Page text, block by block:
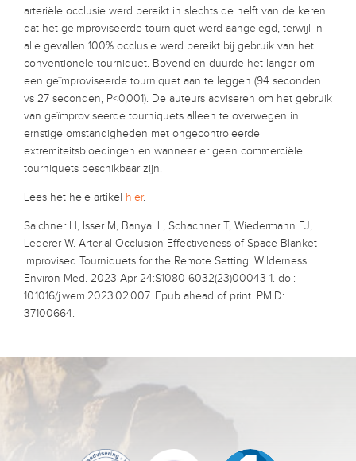
arteriële occlusie werd bereikt in slechts de helft van de keren
dat het geïmproviseerde tourniquet werd aangelegd, terwijl in
alle gevallen 100% occlusie werd bereikt bij gebruik van het
conventionele tourniquet. Bovendien duurde het langer om
een geïmproviseerde tourniquet aan te leggen (94 seconden
vs 27 seconden, P<0,001). De auteurs adviseren om het gebruik
van geïmproviseerde tourniquets alleen te overwegen in
ernstige omstandigheden met ongecontroleerde
extremiteitsbloedingen en wanneer er geen commerciële
tourniquets beschikbaar zijn.
Lees het hele artikel hier.
Salchner H, Isser M, Banyai L, Schachner T, Wiedermann FJ,
Lederer W. Arterial Occlusion Effectiveness of Space Blanket‒
Improvised Tourniquets for the Remote Setting. Wilderness
Environ Med. 2023 Apr 24:S1080-6032(23)00043-1. doi:
10.1016/j.wem.2023.02.007. Epub ahead of print. PMID:
37100664.